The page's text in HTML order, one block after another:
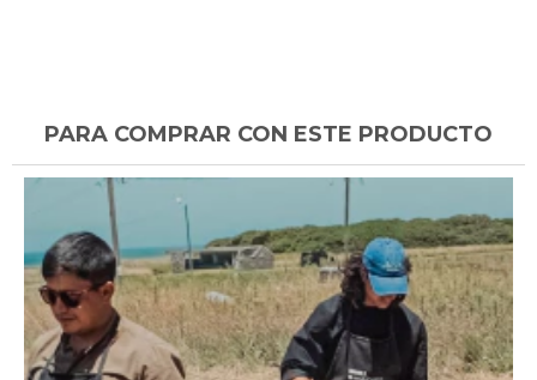
PARA COMPRAR CON ESTE PRODUCTO